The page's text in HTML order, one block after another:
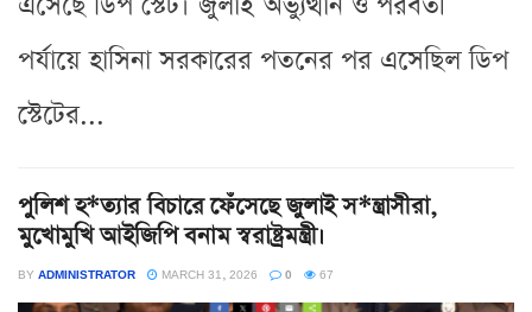
পর্যায়ে হাসিনা সরকারের পতনের পর এসেছিল ডিপ
স্টেটের...
পুলিশ হ*ত্যার বিচারে ফেঁসেছে জুলাই স*ন্ত্রাসীরা,
মুখোমুখি আইজিপি বনাম স্বরাষ্ট্রমন্ত্রী।
BY ADMINISTRATOR MARCH 31, 2026 0 67